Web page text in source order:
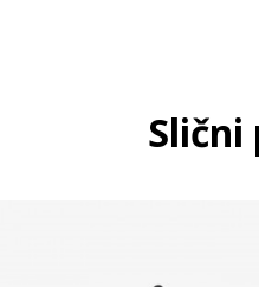
Slični